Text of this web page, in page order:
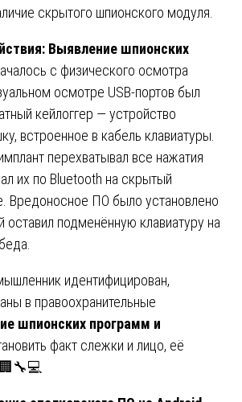
скрытого шпионского модуля.
Выявление шпионских
с физического осмотра
осмотре USB-портов был
кейлоггер — устройство
встроенное в кабель клавиатуры.
перехватывал все нажатия
их по Bluetooth на скрытый
Вредоносное ПО было установлено
оставил подменённую клавиатуру на
идентифицирован,
в правоохранительные
шпионских программ и
факт слежки и лицо, её